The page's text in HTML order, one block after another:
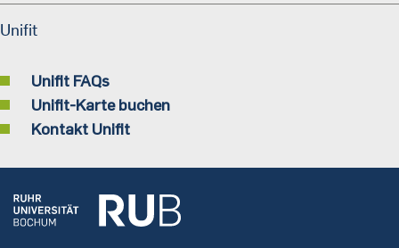
Unifit
Unifit FAQs
Unifit-Karte buchen
Kontakt Unifit